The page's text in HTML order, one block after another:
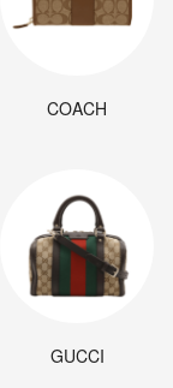
COACH
GUCCI